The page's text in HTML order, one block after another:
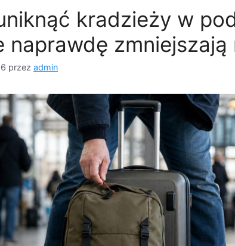
kradzieży w
naprawdę zmniejszają
przez admin